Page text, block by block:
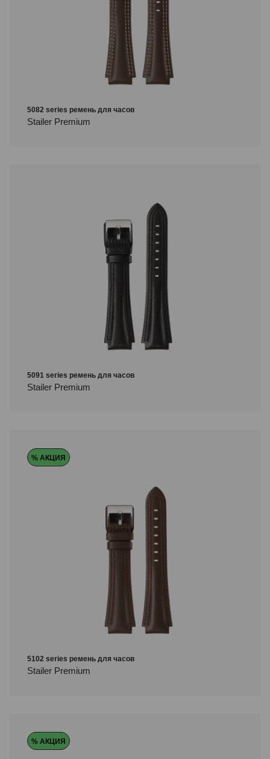
5082 series ремень для часов
Stailer Premium
5091 series ремень для часов
Stailer Premium
% АКЦИЯ
5102 series ремень для часов
Stailer Premium
% АКЦИЯ